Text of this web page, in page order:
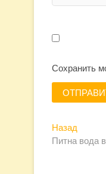
Сохранить
по
Назад
запись:
Питна вода